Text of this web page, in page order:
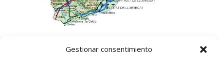
Gestionar consentimiento